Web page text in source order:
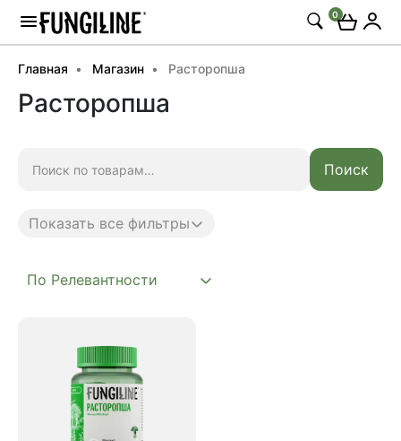
0
Главная Магазин Расторопша
Расторопша
Поиск
Показать все фильтры
Daily
Mushroom
Phyto